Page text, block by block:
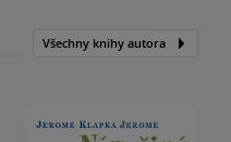
Všechny knihy autora